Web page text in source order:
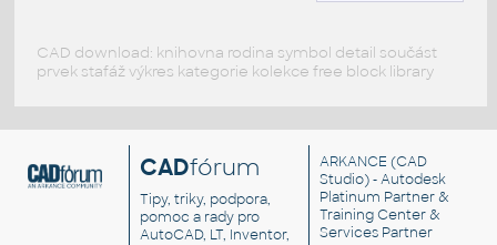
CAD download: knihovna rodina symbol detail součást
prvek stafáž výkres kategorie kolekce free block library
CADfórum
Tipy, triky, podpora,
pomoc a rady pro
AutoCAD, LT, Inventor,
ARKANCE (CAD
Studio) - Autodesk
Platinum Partner &
Training Center &
Services Partner